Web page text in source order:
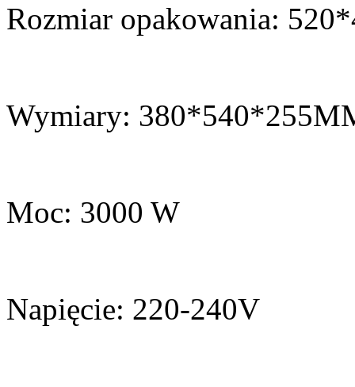
Rozmiar opakowania:
Wymiary:
Moc: 3000 W
Napięcie: 220-240V